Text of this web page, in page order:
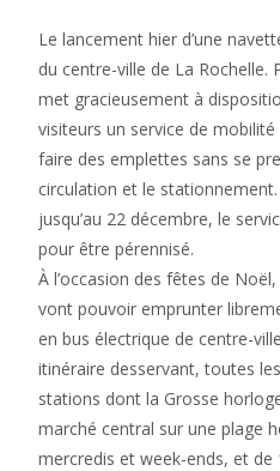
Le lancement hier d’une
du centre-ville de La Rochelle.
met gracieusement à
visiteurs un service de mobilité
faire des emplettes sans se
circulation et le
jusqu’au 22 décembre, le
pour être pérennisé.
À l’occasion des fêtes de
vont pouvoir emprunter
en bus électrique de centre-
itinéraire desservant, toutes
stations dont la Grosse
marché central sur une plage
mercredis et week-ends, et de